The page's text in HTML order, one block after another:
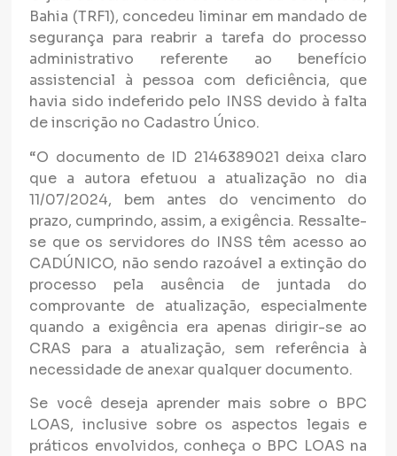
Bahia (TRF1), concedeu liminar em mandado de
segurança para reabrir a tarefa do processo
administrativo referente ao benefício
assistencial à pessoa com deficiência, que
havia sido indeferido pelo INSS devido à falta
de inscrição no Cadastro Único.
“O documento de ID 2146389021 deixa claro
que a autora efetuou a atualização no dia
11/07/2024, bem antes do vencimento do
prazo, cumprindo, assim, a exigência. Ressalte-
se que os servidores do INSS têm acesso ao
CADÚNICO, não sendo razoável a extinção do
processo pela ausência de juntada do
comprovante de atualização, especialmente
quando a exigência era apenas dirigir-se ao
CRAS para a atualização, sem referência à
necessidade de anexar qualquer documento.
Se você deseja aprender mais sobre o BPC
LOAS, inclusive sobre os aspectos legais e
práticos envolvidos, conheça o BPC LOAS na